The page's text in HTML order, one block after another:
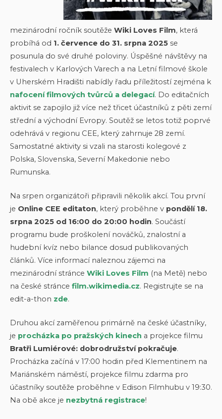
mezinárodní ročník soutěže Wiki Loves Film, která
probíhá od 1. července do 31. srpna 2025 se
posunula do své druhé poloviny. Úspěšné návštěvy na
festivalech v Karlových Varech a na Letní filmové škole
v Uherském Hradišti nabídly řadu příležitostí zejména k
nafocení filmových tvůrců a delegací. Do editačních
aktivit se zapojilo již více než třicet účastníků z pěti zemí
střední a východní Evropy. Soutěž se letos totiž poprvé
odehrává v regionu CEE, který zahrnuje 28 zemí.
Samostatné aktivity si vzali na starosti kolegové z
Polska, Slovenska, Severní Makedonie nebo
Rumunska.
Na srpen organizátoři připravili několik akcí. Tou první
je Online CEE editaton, který proběhne v pondělí 18.
srpna 2025 od 16:00 do 20:00 hodin. Součástí
programu bude proškolení nováčků, znalostní a
hudební kvíz nebo bilance dosud publikovaných
článků. Více informací naleznou zájemci na
mezinárodní stránce Wiki Loves Film (na Metě) nebo
na české stránce film.wikimedia.cz. Registrujte se na
edit-a-thon zde.
Druhou akcí zaměřenou primárně na české účastníky,
je procházka po pražských kinech a projekce filmu
Bratři Lumiérové: dobrodružství pokračuje.
Procházka začíná v 17:00 hodin před Klementinem na
Mariánském náměstí, projekce filmu zdarma pro
účastníky soutěže proběhne v Edison Filmhubu v 19:30.
Na obě akce je nezbytná registrace!